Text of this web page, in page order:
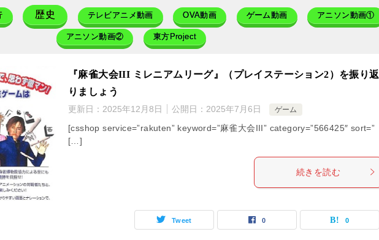
歴史 テレビアニメ動画 OVA動画 ゲーム動画 アニソン動画①
アニソン動画② 東方Project
『麻雀大会III ミレニアムリーグ』（プレイステーション2）を振り返
りましょう
更新日： 2025年12月8日 公開日： 2025年7月6日 ゲーム
[csshop service=”rakuten” keyword=”麻雀大会III” category=”566425″ sort=”
[…]
続きを読む
Tweet 0 0